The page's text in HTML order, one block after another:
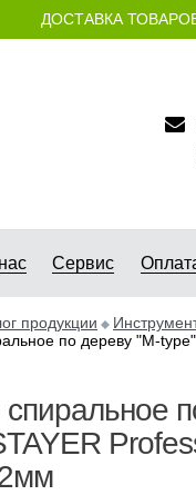
ДОСТАВКА
Сервис
продукции
по дереву "M-